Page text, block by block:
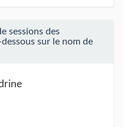
sessions des
sur le nom de